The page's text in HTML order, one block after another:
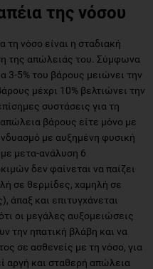
της νόσου
τη νόσο είναι η σταδιακή
της απώλειάς του. Σύμφωνα
3-5% του βάρους μειώνει την
μέχρι 10% βελτιώνει την
συστάσεις για τη
βάρους είτε μόνο με
με αυξημένη φυσική
μετα-ανάλυση 6
δεν φαίνεται να παίζει
σε θερμίδες, χαμηλή σε
άπαξ και επιτυγχάνεται
οι μεγάλες αυξομειώσεις
την ηπατική βλάβη και να
σε ασθενείς με τη νόσο, για
αργή και σταθερή απώλεια